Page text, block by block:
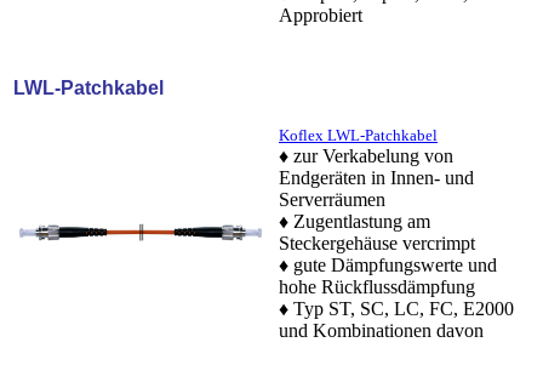
Approbiert
LWL-Patchkabel
Koflex LWL-Patchkabel
♦ zur Verkabelung von
Endgeräten in Innen- und
Serverräumen
♦ Zugentlastung am
Steckergehäuse vercrimpt
♦ gute Dämpfungswerte und
hohe Rückflussdämpfung
♦ Typ ST, SC, LC, FC, E2000
und Kombinationen davon